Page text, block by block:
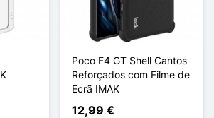
Poco F4 GT Shell Cantos
Reforçados com Filme de
Ecrã IMAK
12,99 €